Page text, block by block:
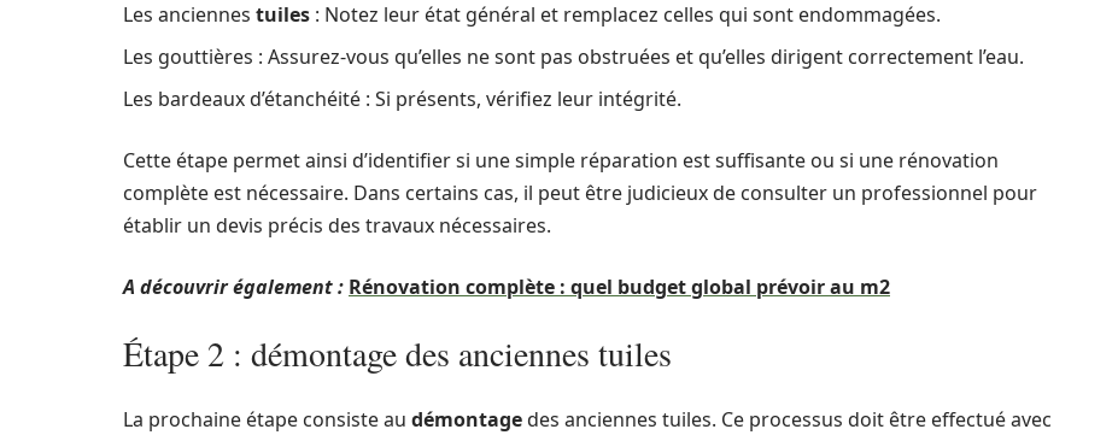
Les anciennes tuiles : Notez leur état général et remplacez celles qui sont endommagées.
Les gouttières : Assurez-vous qu’elles ne sont pas obstruées et qu’elles dirigent correctement l’eau.
Les bardeaux d’étanchéité : Si présents, vérifiez leur intégrité.
Cette étape permet ainsi d’identifier si une simple réparation est suffisante ou si une rénovation
complète est nécessaire. Dans certains cas, il peut être judicieux de consulter un professionnel pour
établir un devis précis des travaux nécessaires.
A découvrir également : Rénovation complète : quel budget global prévoir au m2
Étape 2 : démontage des anciennes tuiles
La prochaine étape consiste au démontagedes anciennes tuiles. Ce processus doit être effectué avec